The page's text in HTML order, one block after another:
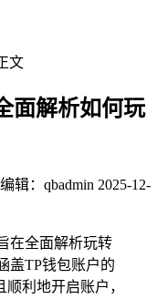
文
面解析如何玩
辑：qbadmin 2025-12-
在全面解析玩转
盖TP钱包账户的
利地开启账户，